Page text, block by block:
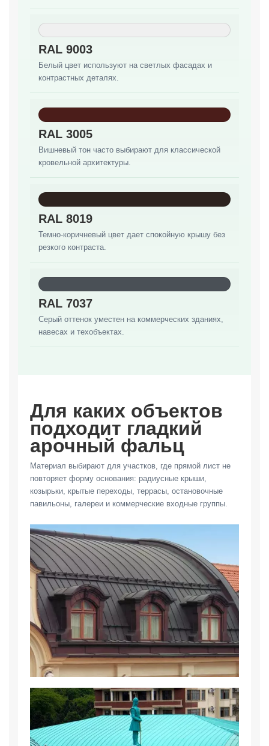
RAL 9003
Белый цвет используют на светлых фасадах и
контрастных деталях.
RAL 3005
Вишневый тон часто выбирают для классической
кровельной архитектуры.
RAL 8019
Темно-коричневый цвет дает спокойную крышу без
резкого контраста.
RAL 7037
Серый оттенок уместен на коммерческих зданиях,
навесах и техобъектах.
Для каких объектов
подходит гладкий
арочный фальц
Материал выбирают для участков, где прямой лист не
повторяет форму основания: радиусные крыши,
козырьки, крытые переходы, террасы, остановочные
павильоны, галереи и коммерческие входные группы.